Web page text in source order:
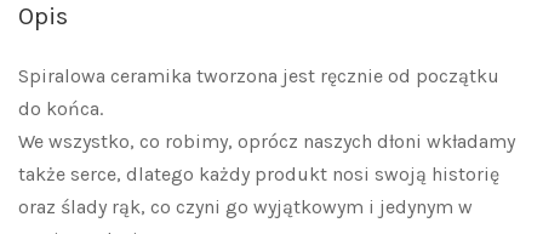
Opis
Spiralowa ceramika tworzona jest ręcznie od początku
do końca.
We wszystko, co robimy, oprócz naszych dłoni wkładamy
także serce, dlatego każdy produkt nosi swoją historię
oraz ślady rąk, co czyni go wyjątkowym i jedynym w